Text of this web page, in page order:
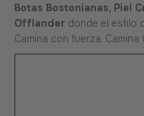
Botas Bostonianas, Piel
Offlander donde el estilo
Camina con fuerza. Camina